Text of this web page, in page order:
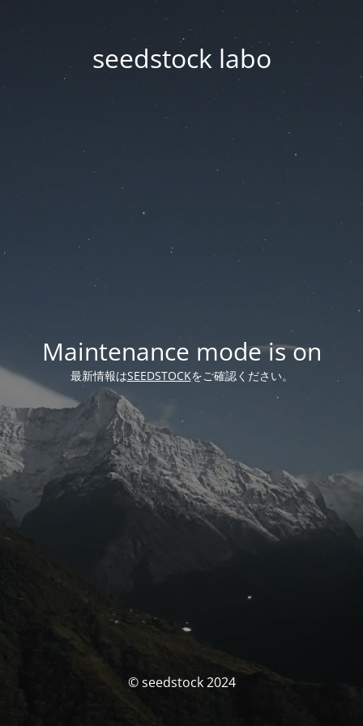
seedstock labo
Maintenance mode is on
最新情報はSEEDSTOCKをご確認ください。
© seedstock 2024